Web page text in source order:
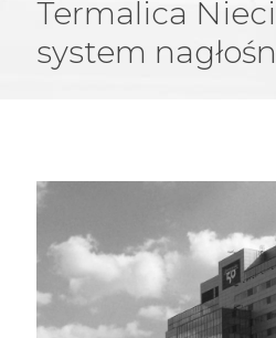
Termalica
system